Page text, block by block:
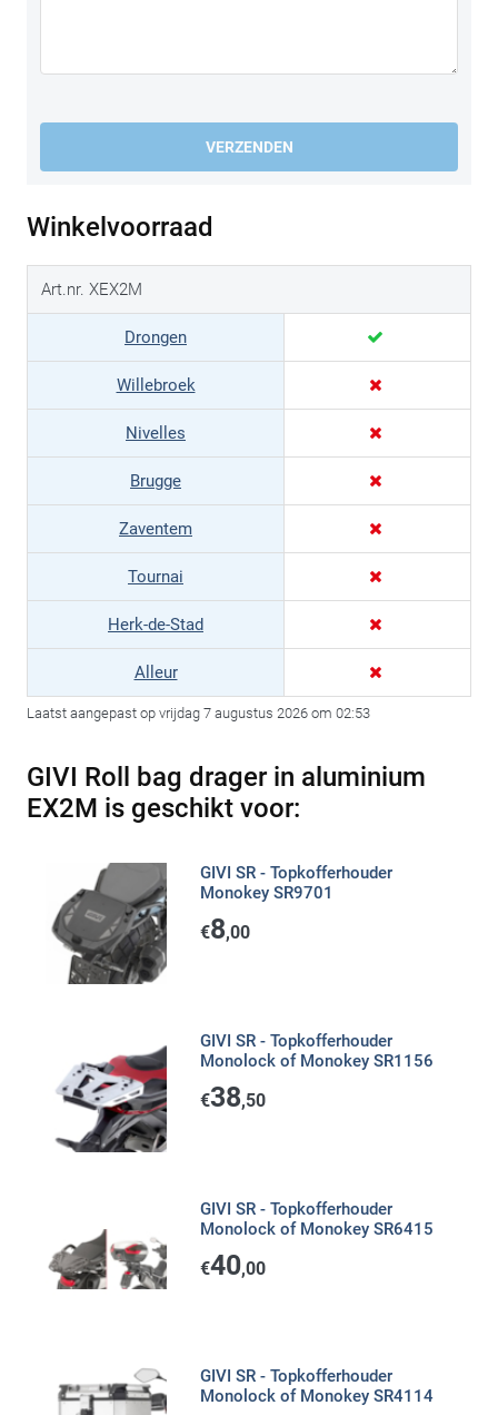
VERZENDEN
Winkelvoorraad
Art.nr. XEX2M
Drongen
Willebroek
Nivelles
Brugge
Zaventem
Tournai
Herk-de-Stad
Alleur
Laatst aangepast op vrijdag 7 augustus 2026 om 02:53
GIVI Roll bag drager in aluminium
EX2M is geschikt voor:
GIVI SR - Topkofferhouder
Monokey SR9701
€8,00
GIVI SR - Topkofferhouder
Monolock of Monokey SR1156
€38,50
GIVI SR - Topkofferhouder
Monolock of Monokey SR6415
€40,00
GIVI SR - Topkofferhouder
Monolock of Monokey SR4114